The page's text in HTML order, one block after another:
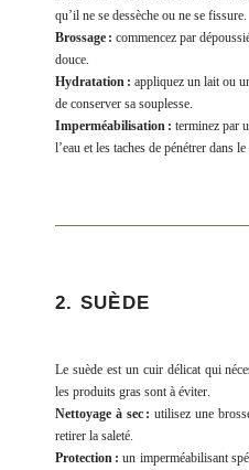
qu’il ne se dessèche ou ne se fissure.
Brossage : commencez par
douce.
Hydratation : appliquez un lait ou
de conserver sa souplesse.
Imperméabilisation : terminez par
l’eau et les taches de pénétrer dans
2. SUÈDE
Le suède est un cuir délicat qui
les produits gras sont à éviter.
Nettoyage à sec : utilisez une
retirer la saleté.
Protection : un imperméabilisant